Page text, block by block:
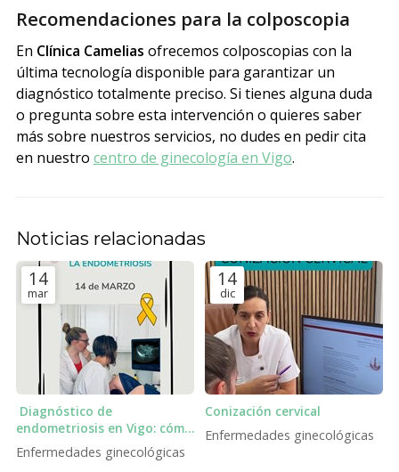
Recomendaciones para la colposcopia
En Clínica Camelias ofrecemos colposcopias con la
última tecnología disponible para garantizar un
diagnóstico totalmente preciso. Si tienes alguna duda
o pregunta sobre esta intervención o quieres saber
más sobre nuestros servicios, no dudes en pedir cita
en nuestro centro de ginecología en Vigo.
Noticias relacionadas
14
mar
Diagnóstico de
endometriosis en Vigo: cómo
detectarla con ecografía
ginecológica.
Enfermedades ginecológicas
14
dic
Conización cervical
Enfermedades ginecológicas